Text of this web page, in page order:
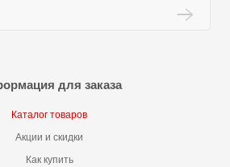
для заказа
Каталог товаров
Акции и скидки
Как купить